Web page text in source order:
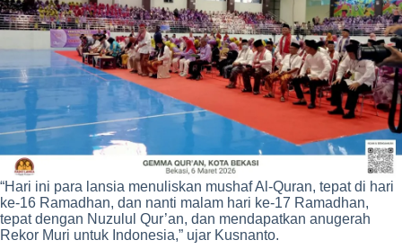
“Hari ini para lansia menuliskan mushaf Al-Quran, tepat di hari
ke-16 Ramadhan, dan nanti malam hari ke-17 Ramadhan,
tepat dengan Nuzulul Qur’an, dan mendapatkan anugerah
Rekor Muri untuk Indonesia,” ujar Kusnanto.